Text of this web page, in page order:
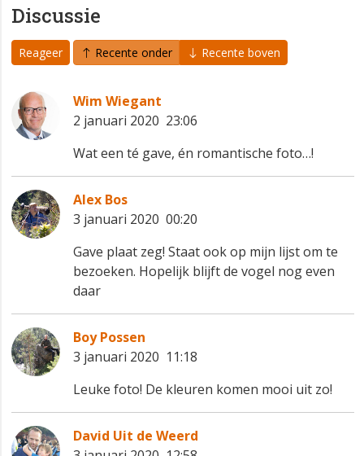
Discussie
Reageer Recente onder Recente boven
Wim Wiegant
2 januari 2020 23:06
Wat een té gave, én romantische foto…!
Alex Bos
3 januari 2020 00:20
Gave plaat zeg! Staat ook op mijn lijst om te
bezoeken. Hopelijk blijft de vogel nog even
daar 😇
Boy Possen
3 januari 2020 11:18
Leuke foto! De kleuren komen mooi uit zo!
David Uit de Weerd